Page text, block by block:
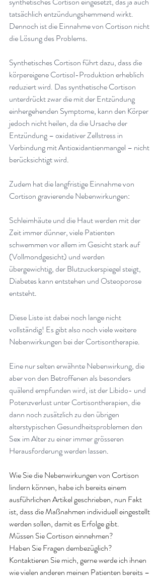
tatsächlich entzündungshemmend wirkt.
Dennoch ist die Einnahme von Cortison nicht
die Lösung des Problems.
Synthetisches Cortison führt dazu, dass die
körpereigene Cortisol-Produktion erheblich
reduziert wird. Das synthetische Cortison
unterdrückt zwar die mit der Entzündung
einhergehenden Symptome, kann den Körper
jedoch nicht heilen, da die Ursache der
Entzündung – oxidativer Zellstress in
Verbindung mit Antioxidantienmangel – nicht
berücksichtigt wird.
Zudem hat die langfristige Einnahme von
Cortison gravierende Nebenwirkungen:
Schleimhäute und die Haut werden mit der
Zeit immer dünner, viele Patienten
schwemmen vor allem im Gesicht stark auf
(Vollmondgesicht) und werden
übergewichtig, der Blutzuckerspiegel steigt,
Diabetes kann entstehen und Osteoporose
entsteht.
Diese Liste ist dabei noch lange nicht
vollständig! Es gibt also noch viele weitere
Nebenwirkungen bei der Cortisontherapie.
Eine nur selten erwähnte Nebenwirkung, die
aber von den Betroffenen als besonders
quälend empfunden wird, ist der Libido- und
Potenzverlust unter Cortisontherapien, die
dann noch zusätzlich zu den übrigen
alterstypischen Gesundheitsproblemen den
Sex im Alter zu einer immer grösseren
Herausforderung werden lassen.
Wie Sie die Nebenwirkungen von Cortison
lindern können, habe ich bereits einem
ausführlichen Artikel geschrieben, nun Fakt
ist, dass die Maßnahmen individuell eingestellt
werden sollen, damit es Erfolge gibt.
Müssen Sie Cortison einnehmen?
Haben Sie Fragen dembezüglich?
Kontaktieren Sie mich, gerne werde ich ihnen
wie vielen anderen meinen Patienten bereits –